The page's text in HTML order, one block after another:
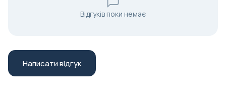
Відгуків поки немає
Написати відгук